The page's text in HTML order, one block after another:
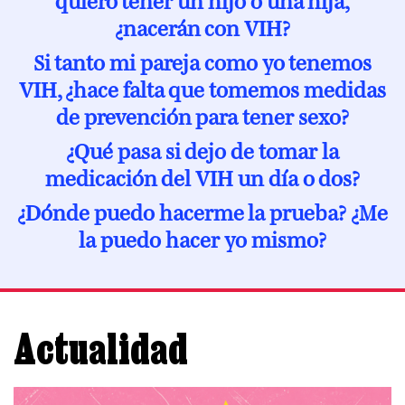
¿nacerán con VIH?
Si tanto mi pareja como yo tenemos
VIH, ¿hace falta que tomemos medidas
de prevención para tener sexo?
¿Qué pasa si dejo de tomar la
medicación del VIH un día o dos?
¿Dónde puedo hacerme la prueba? ¿Me
la puedo hacer yo mismo?
Actualidad